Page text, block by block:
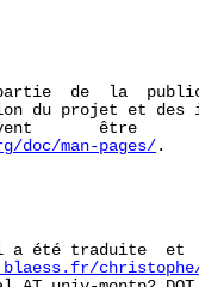
de  la
du projet et des
être
doc/man-pages/ .
a été traduite  et